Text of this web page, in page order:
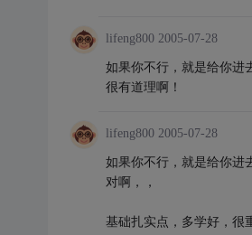
lifeng800 2005-07-28
如果你不行，就是给你进
很有道理啊！
lifeng800 2005-07-28
如果你不行，就是给你进
对啊，，
基础扎实点，多学好，很